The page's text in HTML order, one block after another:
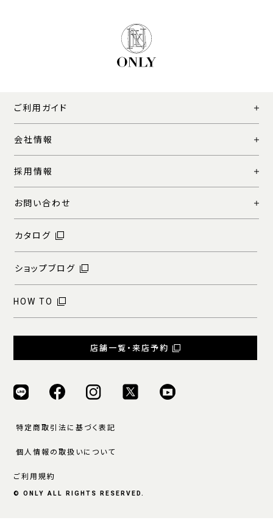
ご利用ガイド
会社情報
採用情報
お問い合わせ
カタログ
ショップブログ
HOW TO
店舗一覧・来店予約
特定商取引法に基づく表記
個人情報の取扱いについて
ご利用規約
© ONLY ALL RIGHTS RESERVED.